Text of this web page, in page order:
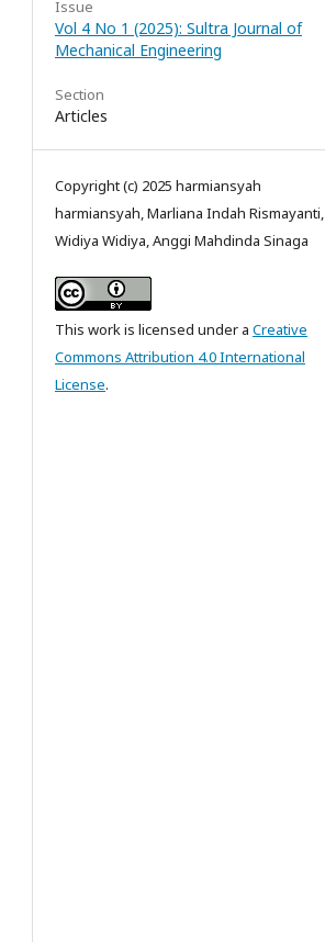
Issue
Vol 4 No 1 (2025): Sultra Journal of
Mechanical Engineering
Section
Articles
Copyright (c) 2025 harmiansyah
harmiansyah, Marliana Indah Rismayanti,
Widiya Widiya, Anggi Mahdinda Sinaga
This work is licensed under a Creative
Commons Attribution 4.0 International
License.